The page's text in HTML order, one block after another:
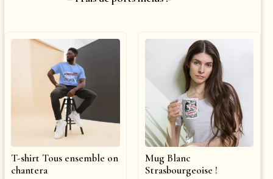
T-shirt Tous ensemble on
chantera
Mug Blanc
Strasbourgeoise !